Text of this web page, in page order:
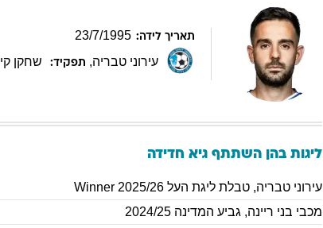
תאריך לידה: 23/7/1995
עירוני טבריה, תפקיד: שחקן
ליגות בהן השתתף גיא חדידה
עירוני טבריה, טבלת ליגת העל 2025/26 Winner
מכבי בני ריינה, גביע המדינה 2024/25